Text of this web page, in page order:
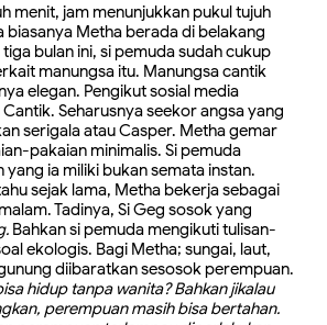
menit, jam menunjukkan pukul tujuh
biasanya Metha berada di belakang
tiga bulan ini, si pemuda sudah cukup
manungsa itu. Manungsa cantik
elegan. Pengikut sosial media
Seharusnya seekor angsa yang
serigala atau Casper. Metha gemar
pakaian minimalis. Si pemuda
ia miliki bukan semata instan.
sejak lama, Metha bekerja sebagai
Tadinya, Si Geg sosok yang
Bahkan si pemuda mengikuti tulisan-
ekologis. Bagi Metha; sungai, laut,
diibaratkan sesosok perempuan.
hidup tanpa wanita? Bahkan jikalau
perempuan masih bisa bertahan.